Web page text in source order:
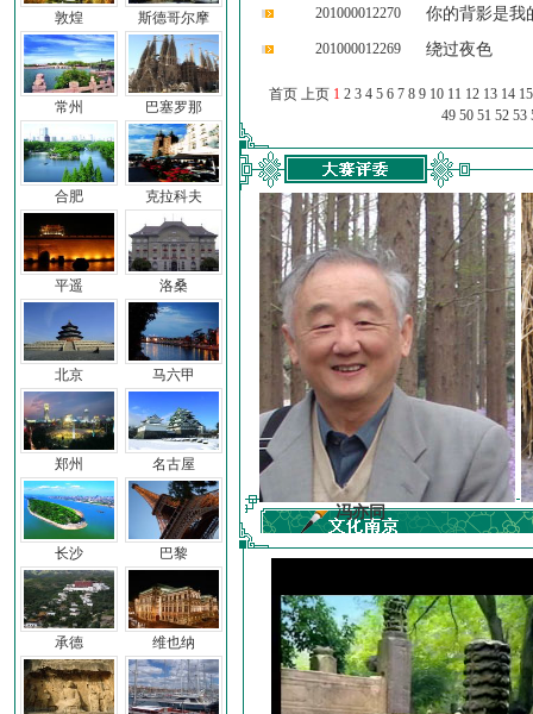
敦煌
常州
合肥
平遥
北京
郑州
长沙
承德
斯德哥尔摩
巴塞罗那
克拉科夫
洛桑
马六甲
名古屋
巴黎
维也纳
201000012270 你的背影是我
201000012269 绕过夜色
首页 上页 1 2 3 4 5 6 7 8 9 10 11 12 13 14 15
49 50 51 52 53
冯亦同